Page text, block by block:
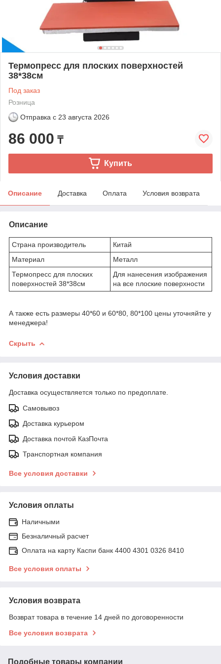
Термопресс для плоских поверхностей
38*38см
Под заказ
Розница
Отправка с 23 августа 2026
86 000 ₸
Купить
Описание Доставка Оплата Условия возврата
Описание
Страна производитель
Китай
Материал
Металл
Термопресс для плоских
поверхностей 38*38см
Для нанесения изображения
на все плоские поверхности
А также есть размеры 40*60 и 60*80, 80*100 цены уточняйте у
менеджера!
Скрыть
Условия доставки
Доставка осуществляется только по предоплате.
Самовывоз
Доставка курьером
Доставка почтой КазПочта
Транспортная компания
Все условия доставки
Условия оплаты
Наличными
Безналичный расчет
Оплата на карту Каспи банк 4400 4301 0326 8410
Все условия оплаты
Условия возврата
Возврат товара в течение 14 дней по договоренности
Все условия возврата
Подобные товары компании